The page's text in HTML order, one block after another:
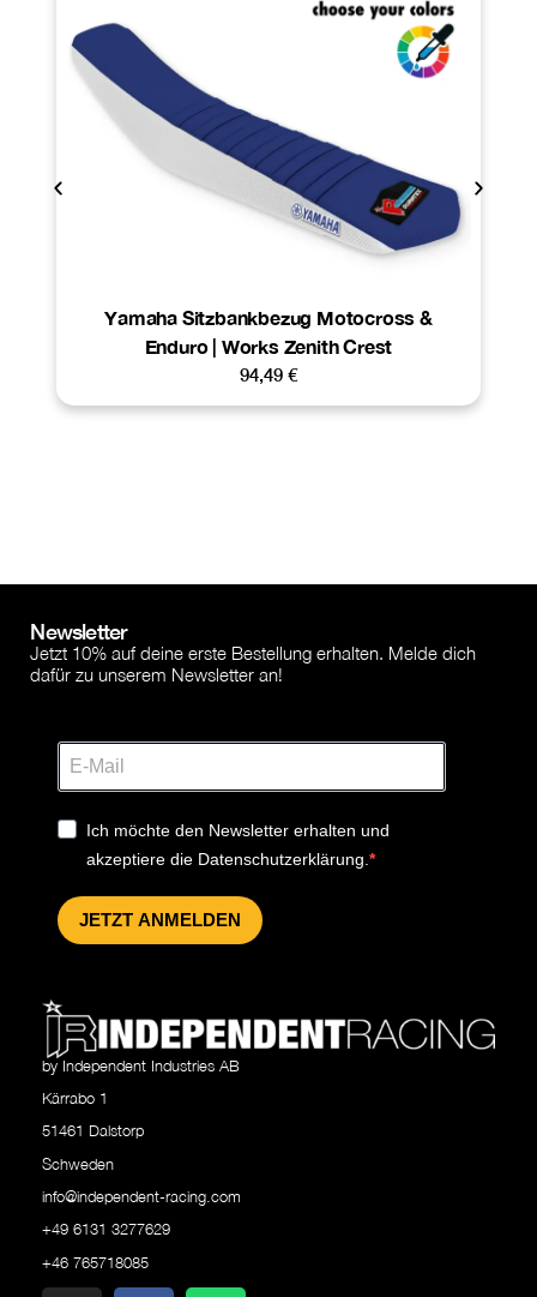
Yamaha Sitzbankbezug Motocross &
Enduro | Works Zenith Crest
94,49 €
by Independent Industries AB
Kärrabo 1
51461 Dalstorp
Schweden
info@independent-racing.com
+49 6131 3277629
+46 765718085
Newsletter
Jetzt 10% auf deine erste Bestellung erhalten. Melde dich
dafür zu unserem Newsletter an!
Ich möchte den Newsletter erhalten und
akzeptiere die Datenschutzerklärung.
JETZT ANMELDEN